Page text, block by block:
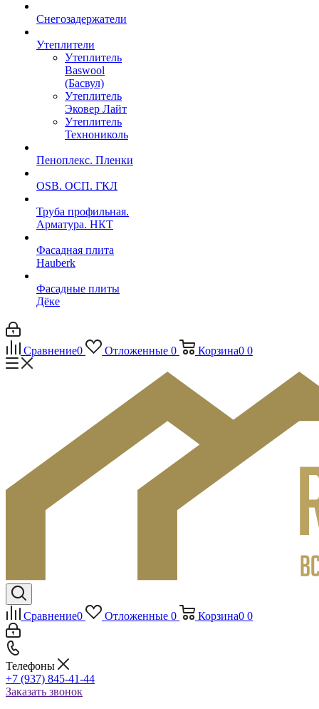
Снегозадержатели
Утеплители
Утеплитель
Baswool
(Басвул)
Утеплитель
Эковер Лайт
Утеплитель
Технониколь
Пеноплекс. Пленки
OSB. ОСП. ГКЛ
Труба профильная.
Арматура. НКТ
Фасадная плита
Hauberk
Фасадные плиты
Дёке
Сравнение0 Отложенные 0 Корзина0 0
Сравнение0 Отложенные 0 Корзина0 0
Телефоны
+7 (937) 845-41-44
Заказать звонок